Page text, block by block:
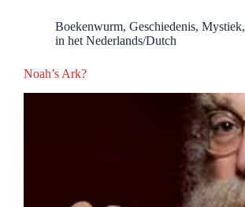
Boekenwurm, Geschiedenis, Mystiek,
in het Nederlands/Dutch
Noah’s Ark?